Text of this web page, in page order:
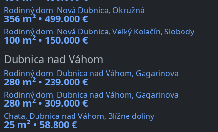
Rodinný dom, Nová Dubnica, Okružná
356 m² • 499.000 €
Rodinný dom, Nová Dubnica, Veľký Kolačín, Slobody
100 m² • 150.000 €
Dubnica nad Váhom
Rodinný dom, Dubnica nad Váhom, Gagarinova
280 m² • 239.000 €
Rodinný dom, Dubnica nad Váhom, Gagarinova
280 m² • 309.000 €
Chata, Dubnica nad Váhom, Blížne doliny
25 m² • 58.800 €